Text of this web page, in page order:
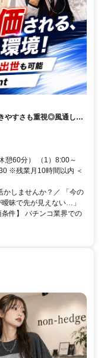
やすさも重視◎風通しの
憩60分） （1）8:00～
※残業月10時間以内 ＜
かしませんか？／ 「今の
昧で先が見えない…」
件】 パチンコ業界での